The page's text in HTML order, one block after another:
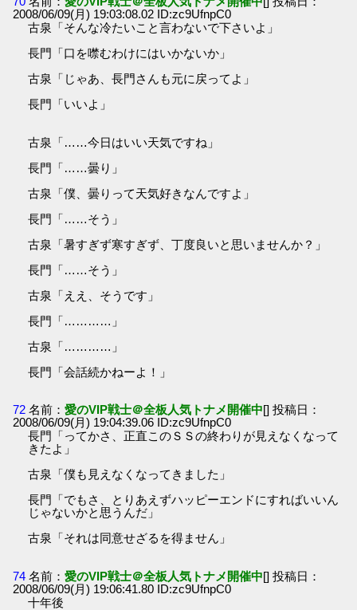
2008/06/09(月) 19:03:08.02 ID:zc9UfnpC0
古泉「そんな冷たいこと言わないで下さいよ」
長門「口を噤むわけにはいかないか」
古泉「じゃあ、長門さんも元に戻ってよ」
長門「いいよ」
古泉「……今日はいい天気ですね」
長門「……曇り」
古泉「僕、曇りって天気好きなんですよ」
長門「……そう」
古泉「暑すぎず寒すぎず、丁度良いと思いませんか？」
長門「……そう」
古泉「ええ、そうです」
長門「…………」
古泉「…………」
長門「会話続かねーよ！」
72 名前：愛のVIP戦士＠全板人気トナメ開催中[] 投稿日：
2008/06/09(月) 19:04:39.06 ID:zc9UfnpC0
長門「ってかさ、正直このＳＳの終わりが見えなくなって
きたよ」
古泉「僕も見えなくなってきました」
長門「でもさ、とりあえずハッピーエンドにすればいいん
じゃないかと思うんだ」
古泉「それは同意せざるを得ません」
74 名前：愛のVIP戦士＠全板人気トナメ開催中[] 投稿日：
2008/06/09(月) 19:06:41.80 ID:zc9UfnpC0
十年後